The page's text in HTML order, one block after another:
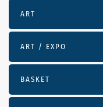
ART
ART / EXPO
BASKET